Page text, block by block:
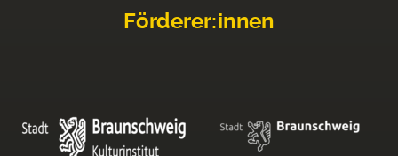
Förderer:innen